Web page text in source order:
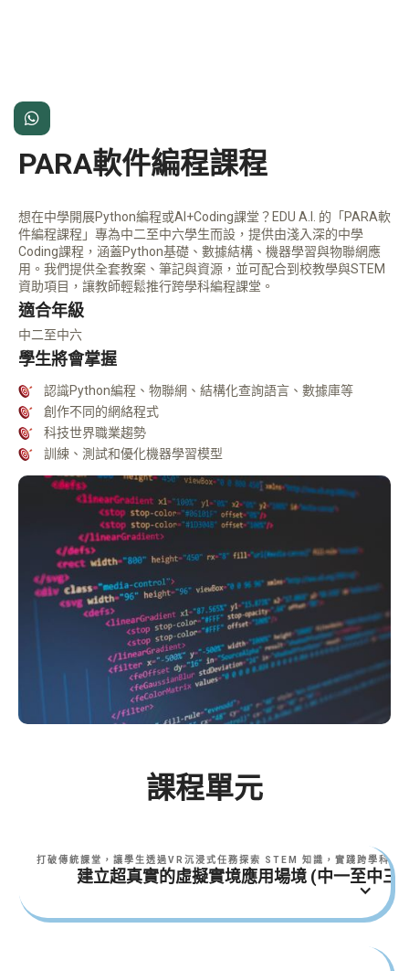

PARA軟件編程課程
想在中學開展Python編程或AI+Coding課堂？EDU A.I. 的「PARA軟
件編程課程」專為中二至中六學生而設，提供由淺入深的中學
Coding課程，涵蓋Python基礎、數據結構、機器學習與物聯網應
用。我們提供全套教案、筆記與資源，並可配合到校教學與STEM
資助項目，讓教師輕鬆推行跨學科編程課堂。
適合年級
中二至中六
學生將會掌握
認識Python編程、物聯網、結構化查詢語言、數據庫等
創作不同的網絡程式
科技世界職業趨勢
訓練、測試和優化機器學習模型
課程單元
打破傳統課堂，讓學生透過VR沉浸式任務探索 STEM 知識，實踐跨學科問
建立超真實的虛擬實境應用場境 (中一至中三)